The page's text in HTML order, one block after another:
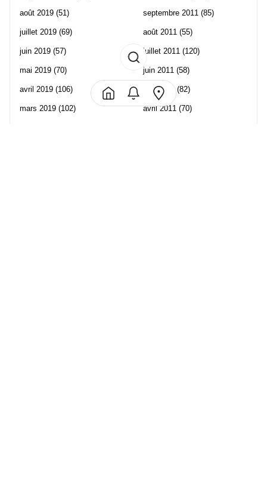
août 2019 (51)
juillet 2019 (69)
juin 2019 (57)
mai 2019 (70)
avril 2019 (106)
mars 2019 (102)
septembre 2011 (85)
août 2011 (55)
juillet 2011 (120)
juin 2011 (58)
mai 2011(82)
avril 2011 (70)